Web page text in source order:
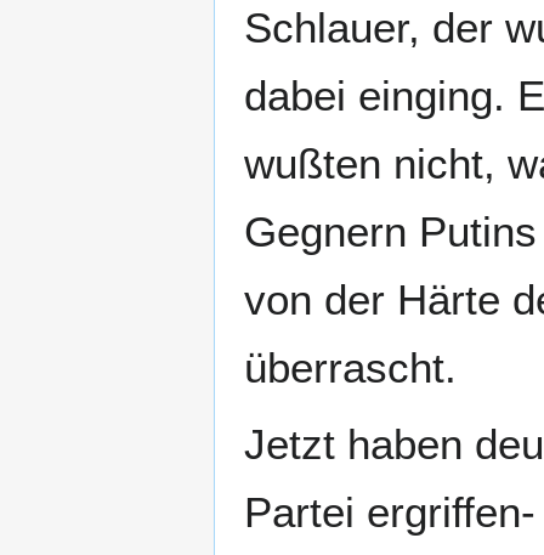
Schlauer, der
dabei einging.
wußten nicht,
Gegnern
von der Härte
überrascht.
Jetzt haben
Partei